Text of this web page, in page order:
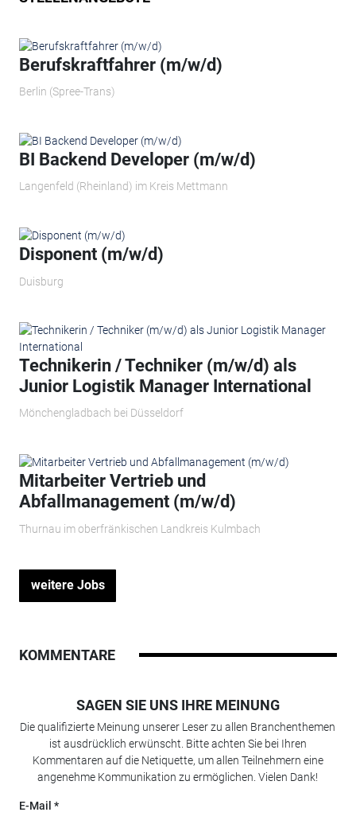
Berufskraftfahrer (m/w/d)
Berlin (Spree-Trans)
BI Backend Developer (m/w/d)
Langenfeld (Rheinland) im Kreis Mettmann
Disponent (m/w/d)
Duisburg
Technikerin / Techniker (m/w/d) als
Junior Logistik Manager International
Mönchengladbach bei Düsseldorf
Mitarbeiter Vertrieb und
Abfallmanagement (m/w/d)
Thurnau im oberfränkischen Landkreis Kulmbach
weitere Jobs
KOMMENTARE
SAGEN SIE UNS IHRE MEINUNG
Die qualifizierte Meinung unserer Leser zu allen Branchenthemen
ist ausdrücklich erwünscht. Bitte achten Sie bei Ihren
Kommentaren auf die Netiquette, um allen Teilnehmern eine
angenehme Kommunikation zu ermöglichen. Vielen Dank!
E-Mail